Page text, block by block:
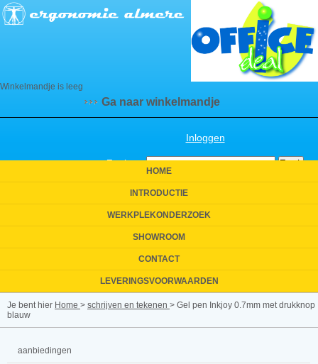
Winkelmandje is leeg
Ga naar winkelmandje
Inloggen
Zoeken:
HOME
INTRODUCTIE
WERKPLEKONDERZOEK
SHOWROOM
CONTACT
LEVERINGSVOORWAARDEN
Je bent hier Home > schrijven en tekenen > Gel pen Inkjoy 0.7mm met drukknop
blauw
aanbiedingen